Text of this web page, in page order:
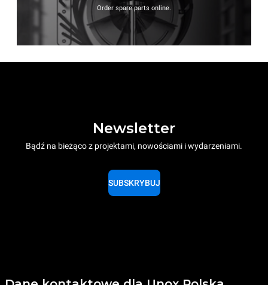
Order spare parts online.
Newsletter
Bądź na bieżąco z projektami, nowościami i wydarzeniami.
SUBSKRYBUJ